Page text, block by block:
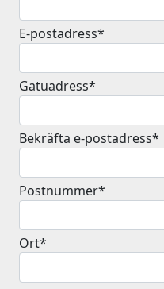
E-postadress*
Gatuadress*
Bekräfta e-postadress*
Postnummer*
Ort*